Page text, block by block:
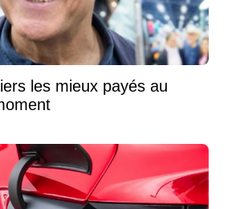
les mieux payés au